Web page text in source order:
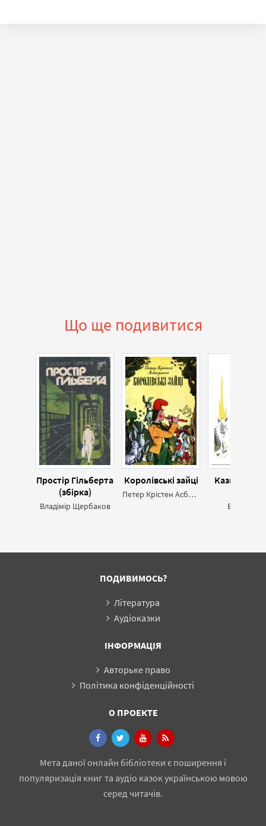
Що ще подивитися
Простір Гільберта
(збірка)
Владімір Щербаков
Королівські зайці
Петер Крістен Асбйорнсен
Казки з
Валія Киян
ПОДИВИМОСЬ?
Література
Аудіоказки
ІНФОРМАЦІЯ
Авторьке право
Політика конфіденційності
О ПРОЕКТЕ
Мета даної онлайн бібліотеки є поширення і
популяризація книг та аудіо казок українською мовою
серед читачів.